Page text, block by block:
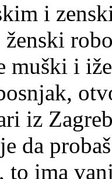
i
ženski
muški i
iz
da
to ima